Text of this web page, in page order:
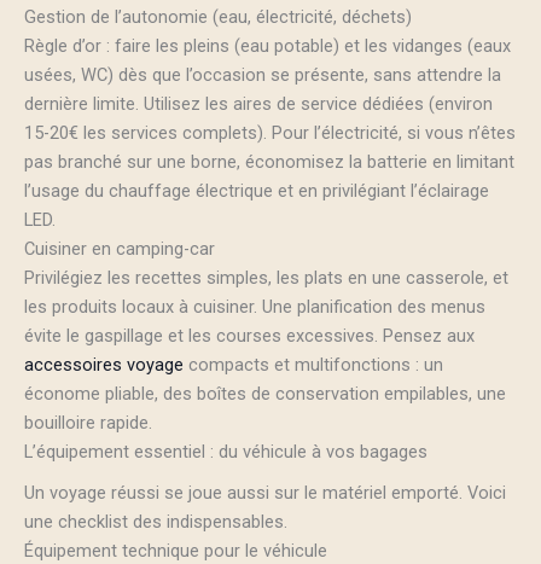
Gestion de l’autonomie (eau, électricité, déchets)
Règle d’or : faire les pleins (eau potable) et les vidanges (eaux
usées, WC) dès que l’occasion se présente, sans attendre la
dernière limite. Utilisez les aires de service dédiées (environ
15-20€ les services complets). Pour l’électricité, si vous n’êtes
pas branché sur une borne, économisez la batterie en limitant
l’usage du chauffage électrique et en privilégiant l’éclairage
LED.
Cuisiner en camping-car
Privilégiez les recettes simples, les plats en une casserole, et
les produits locaux à cuisiner. Une planification des menus
évite le gaspillage et les courses excessives. Pensez aux
accessoires voyage compacts et multifonctions : un
économe pliable, des boîtes de conservation empilables, une
bouilloire rapide.
L’équipement essentiel : du véhicule à vos bagages
Un voyage réussi se joue aussi sur le matériel emporté. Voici
une checklist des indispensables.
Équipement technique pour le véhicule